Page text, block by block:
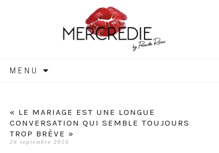
MERCREDIE
MENU
« LE MARIAGE EST UNE LONGUE
CONVERSATION QUI SEMBLE TOUJOURS
TROP BRÈVE »
26 septembre 2016